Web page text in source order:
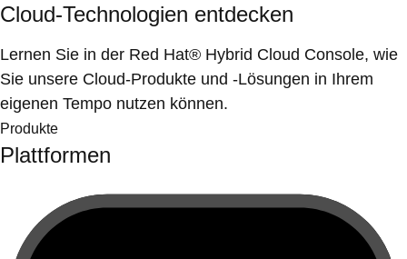
Cloud-Technologien entdecken
Lernen Sie in der Red Hat® Hybrid Cloud Console, wie
Sie unsere Cloud-Produkte und -Lösungen in Ihrem
eigenen Tempo nutzen können.
Produkte
Plattformen